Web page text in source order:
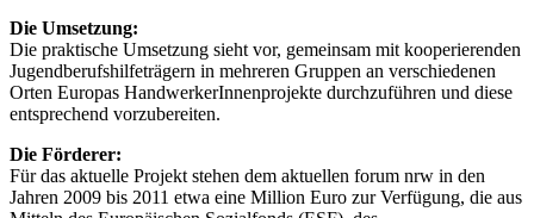
Die Umsetzung:
Die praktische Umsetzung sieht vor, gemeinsam mit kooperierenden
Jugendberufshilfeträgern in mehreren Gruppen an verschiedenen
Orten Europas HandwerkerInnenprojekte durchzuführen und diese
entsprechend vorzubereiten.
Die Förderer:
Für das aktuelle Projekt stehen dem aktuellen forum nrw in den
Jahren 2009 bis 2011 etwa eine Million Euro zur Verfügung, die aus